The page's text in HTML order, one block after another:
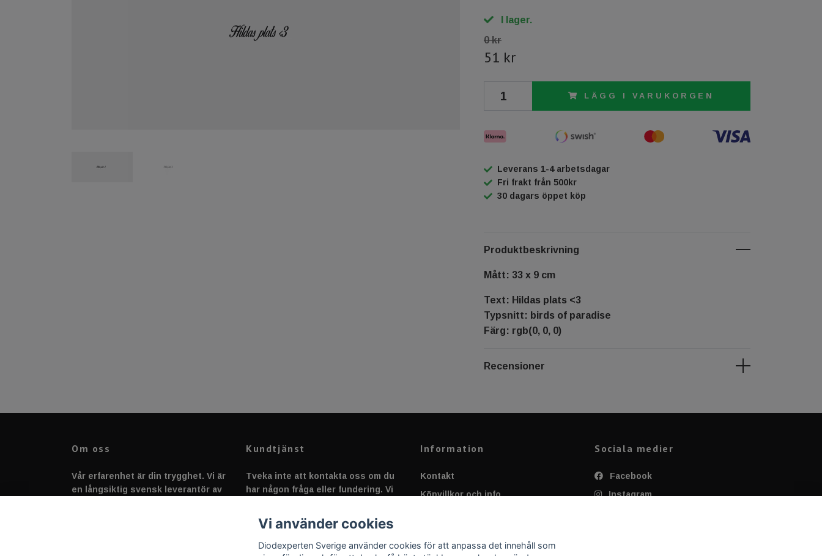
I lager.
0 kr
51 kr
LÄGG I VARUKORGEN
Leverans 1-4 arbetsdagar
Fri frakt från 500kr
30 dagars öppet köp
Produktbeskrivning
Mått: 33 x 9 cm
Text: Hildas plats <3
Typsnitt: birds of paradise
Färg: rgb(0, 0, 0)
Recensioner
Om oss
Vår erfarenhet är din trygghet. Vi är
en långsiktig svensk leverantör av
Kundtjänst
Tveka inte att kontakta oss om du
har någon fråga eller fundering. Vi
Information
Kontakt
Köpvillkor och info
Applicering av Dekal
Sociala medier
Facebook
Instagram
Vi använder cookies
Diodexperten Sverige använder cookies för att anpassa det innehåll som